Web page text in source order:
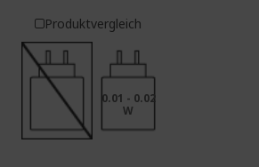
Produktvergleich
0.01 - 0.02
W